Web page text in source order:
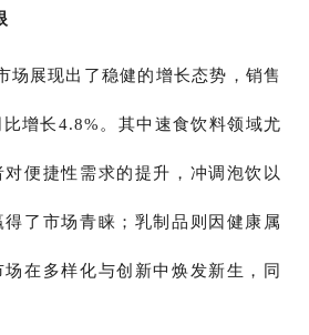
场展现出了稳健的增长态势，销售
增长4.8%。其中速食饮料领域尤
便捷性需求的提升，冲调泡饮以
了市场青睐；乳制品则因健康属
在多样化与创新中焕发新生，同